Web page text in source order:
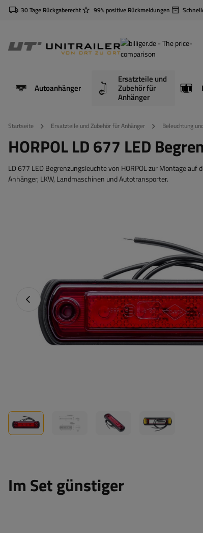
30 Tage Rückgaberecht 99% positive Rückmeldungen
Autoanhänger
Ersatzteile und
Zubehör für
Anhänger
Startseite Ersatzteile und Zubehör für Anhänger Beleuchtung
HORPOL LD 677 LED
LD 677 LED Begrenzungsleuchte von HORPOL zur Montage
Anhänger, LKW, Landmaschinen und Autotransporter.
Vorheriges Foto
Im Set günstiger